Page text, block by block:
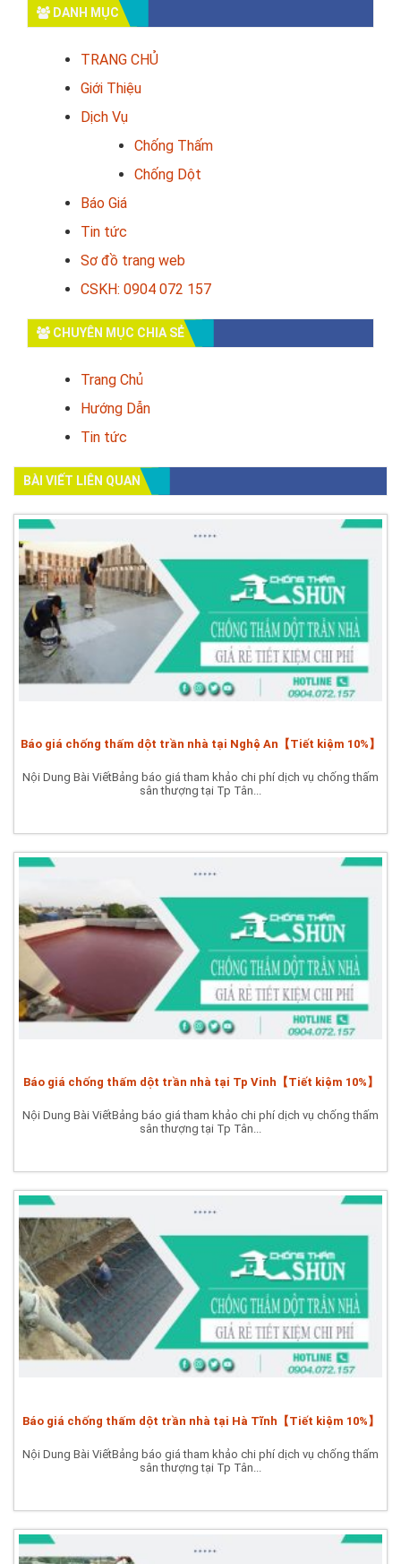
DANH MỤC
TRANG CHỦ
Giới Thiệu
Dịch Vụ
Chống Thấm
Chống Dột
Báo Giá
Tin tức
Sơ đồ trang web
CSKH: 0904 072 157
CHUYÊN MỤC CHIA SẺ
Trang Chủ
Hướng Dẫn
Tin tức
BÀI VIẾT LIÊN QUAN
Báo giá chống thấm dột trần nhà tại Nghệ An【Tiết kiệm 10%】
Nội Dung Bài ViếtBảng báo giá tham khảo chi phí dịch vụ chống thấm
sân thượng tại Tp Tân...
Báo giá chống thấm dột trần nhà tại Tp Vinh【Tiết kiệm 10%】
Nội Dung Bài ViếtBảng báo giá tham khảo chi phí dịch vụ chống thấm
sân thượng tại Tp Tân...
Báo giá chống thấm dột trần nhà tại Hà Tĩnh【Tiết kiệm 10%】
Nội Dung Bài ViếtBảng báo giá tham khảo chi phí dịch vụ chống thấm
sân thượng tại Tp Tân...